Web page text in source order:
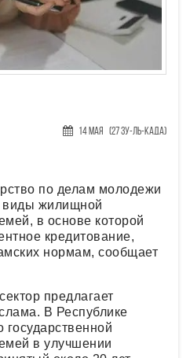
14 Мая (27 Зу-ль-када)
по делам молодежи
виды жилищной
в основе которой
кредитование,
нормам, сообщает
предлагает
В Республике
государственной
в улучшении